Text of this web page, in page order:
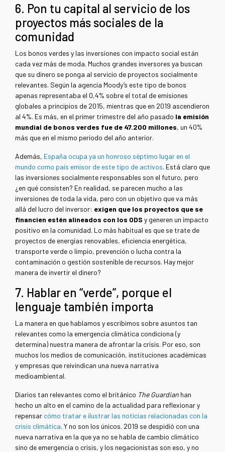
6. Pon tu capital al servicio de los
proyectos más sociales de la
comunidad
Los bonos verdes y las inversiones con impacto social están
cada vez más de moda. Muchos grandes inversores ya buscan
que su dinero se ponga al servicio de proyectos socialmente
relevantes. Según la agencia Moody’s este tipo de bonos
apenas representaba el 0,4% sobre el total de emisiones
globales a principios de 2015, mientras que en 2019 ascendieron
al 4%. Es más, en el primer trimestre del año pasado la emisión
mundial de bonos verdes fue de 47.200 millones, un 40%
más que en el mismo periodo del año anterior.
Además, España ocupa ya un honroso séptimo lugar en el
mundo como país emisor de este tipo de activos. Está claro que
las inversiones socialmente responsables son el futuro, pero
¿en qué consisten? En realidad, se parecen mucho a las
inversiones de toda la vida, pero con un objetivo que va más
allá del lucro del inversor: exigen que los proyectos que se
financien estén alineados con los ODS y generen un impacto
positivo en la comunidad. Lo más habitual es que se trate de
proyectos de energías renovables, eficiencia energética,
transporte verde o limpio, prevención o lucha contra la
contaminación o gestión sostenible de recursos. Hay mejor
manera de invertir el dinero?
7. Hablar en “verde”, porque el
lenguaje también importa
La manera en que hablamos y escribimos sobre asuntos tan
relevantes como la emergencia climática condiciona (y
determina) nuestra manera de afrontar la crisis. Por eso, son
muchos los medios de comunicación, instituciones académicas
y empresas que reivindican una nueva narrativa
medioambiental.
Diarios tan relevantes como el británico The Guardian han
hecho un alto en el camino de la actualidad para reflexionar y
repensar cómo tratar e ilustrar las noticias relacionadas con la
crisis climática. Y no son los únicos. 2019 se despidió con una
nueva narrativa en la que ya no se habla de cambio climático
sino de emergencia o crisis, y los negacionistas son eso, y no